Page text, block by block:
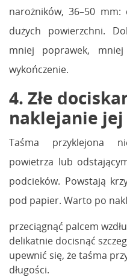
narożników, 36–50
dużych powierzchni.
mniej poprawek,
wykończenie.
4. Złe
naklejanie jej
Taśma przyklejona
powietrza lub
podcieków. Powstają
pod papier. Warto po
przeciągnąć palcem
delikatnie docisnąć
upewnić się, że taśma
długości.